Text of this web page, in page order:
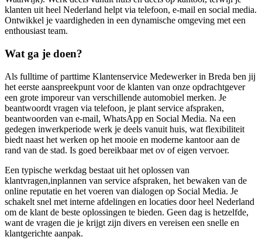
klanten uit heel Nederland helpt via telefoon, e-mail en social media.
Ontwikkel je vaardigheden in een dynamische omgeving met een
enthousiast team.
Wat ga je doen?
Als fulltime of parttime Klantenservice Medewerker in Breda ben jij
het eerste aanspreekpunt voor de klanten van onze opdrachtgever
een grote imporeur van verschillende automobiel merken. Je
beantwoordt vragen via telefoon, je plant service afspraken,
beantwoorden van e-mail, WhatsApp en Social Media. Na een
gedegen inwerkperiode werk je deels vanuit huis, wat flexibiliteit
biedt naast het werken op het mooie en moderne kantoor aan de
rand van de stad. Is goed bereikbaar met ov of eigen vervoer.
Een typische werkdag bestaat uit het oplossen van
klantvragen,inplannen van service afspraken, het bewaken van de
online reputatie en het voeren van dialogen op Social Media. Je
schakelt snel met interne afdelingen en locaties door heel Nederland
om de klant de beste oplossingen te bieden. Geen dag is hetzelfde,
want de vragen die je krijgt zijn divers en vereisen een snelle en
klantgerichte aanpak.